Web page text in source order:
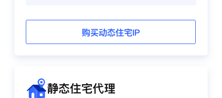
购买动态住宅IP
静态住宅代理